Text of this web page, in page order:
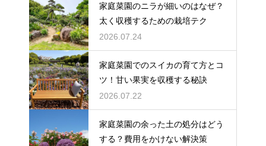
家庭菜園のニラが細いのはなぜ？
太く収穫するための栽培テク
2026.07.24
家庭菜園でのスイカの育て方とコ
ツ！甘い果実を収穫する秘訣
2026.07.22
家庭菜園の余った土の処分はどう
する？費用をかけない解決策